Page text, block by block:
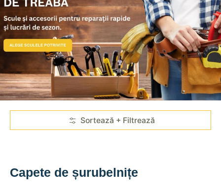
Sari la conținutul principal
Sortează + Filtrează
Capete de șurubelnițe